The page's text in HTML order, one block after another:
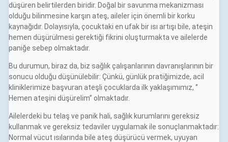
düşüren belirtilerden biridir. Doğal bir savunma mekanizması
olduğu bilinmesine karşın ateş, aileler için önemli bir korku
kaynağıdır. Dolayısıyla, çocuktaki en ufak bir ısı artışı bile, ateşin
hemen düşürülmesi gerektiği fikrini oluşturmakta ve ailelerde
paniğe sebep olmaktadır.
Bu durumun, biraz da, biz sağlık çalışanlarının davranışlarının bir
sonucu olduğu düşünülebilir: Çünkü, günlük pratiğimizde, acil
kliniklerimize başvuran ateşli çocuklarda ilk yaklaşımımız, ‘’
Hemen ateşini düşürelim’’ olmaktadır.
Ailelerdeki bu telaş ve panik hali, sağlık kurumlarını gereksiz
kullanmak ve gereksiz tedaviler uygulamak ile sonuçlanmaktadır:
Normal vücut ısılarında bile ateş düşürücü vermek, uyuyan